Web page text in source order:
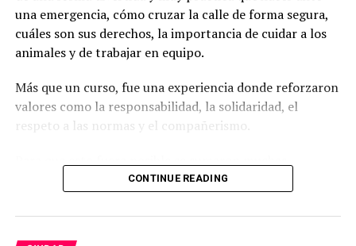
una emergencia, cómo cruzar la calle de forma segura,
cuáles son sus derechos, la importancia de cuidar a los
animales y de trabajar en equipo.
Más que un curso, fue una experiencia donde reforzaron
valores como la responsabilidad, la solidaridad, el
respeto a las normas y el compañerismo.
dependencias que todos los días trabajan por la
Estatal de Caminos, Tránsito Municipal, Bomberos,
Protección Civil, SIPINNA, Derechos Humanos,
CONTINUE READING